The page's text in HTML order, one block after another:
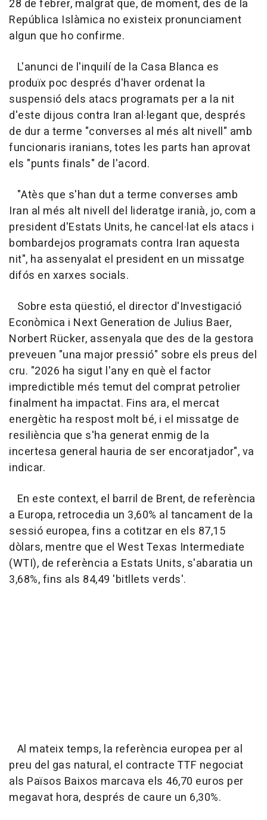
28 de febrer, malgrat que, de moment, des de la
República Islàmica no existeix pronunciament
algun que ho confirme.
L'anunci de l'inquilí de la Casa Blanca es
produïx poc després d'haver ordenat la
suspensió dels atacs programats per a la nit
d'este dijous contra Iran al·legant que, després
de dur a terme "converses al més alt nivell" amb
funcionaris iranians, totes les parts han aprovat
els "punts finals" de l'acord.
"Atès que s'han dut a terme converses amb
Iran al més alt nivell del lideratge iranià, jo, com a
president d'Estats Units, he cancel·lat els atacs i
bombardejos programats contra Iran aquesta
nit", ha assenyalat el president en un missatge
difós en xarxes socials.
Sobre esta qüestió, el director d'Investigació
Econòmica i Next Generation de Julius Baer,
Norbert Rücker, assenyala que des de la gestora
preveuen "una major pressió" sobre els preus del
cru. "2026 ha sigut l'any en què el factor
impredictible més temut del comprat petrolier
finalment ha impactat. Fins ara, el mercat
energètic ha respost molt bé, i el missatge de
resiliència que s'ha generat enmig de la
incertesa general hauria de ser encoratjador", va
indicar.
En este context, el barril de Brent, de referència
a Europa, retrocedia un 3,60% al tancament de la
sessió europea, fins a cotitzar en els 87,15
dòlars, mentre que el West Texas Intermediate
(WTI), de referència a Estats Units, s'abaratia un
3,68%, fins als 84,49 'bitllets verds'.
Al mateix temps, la referència europea per al
preu del gas natural, el contracte TTF negociat
als Països Baixos marcava els 46,70 euros per
megavat hora, després de caure un 6,30%.